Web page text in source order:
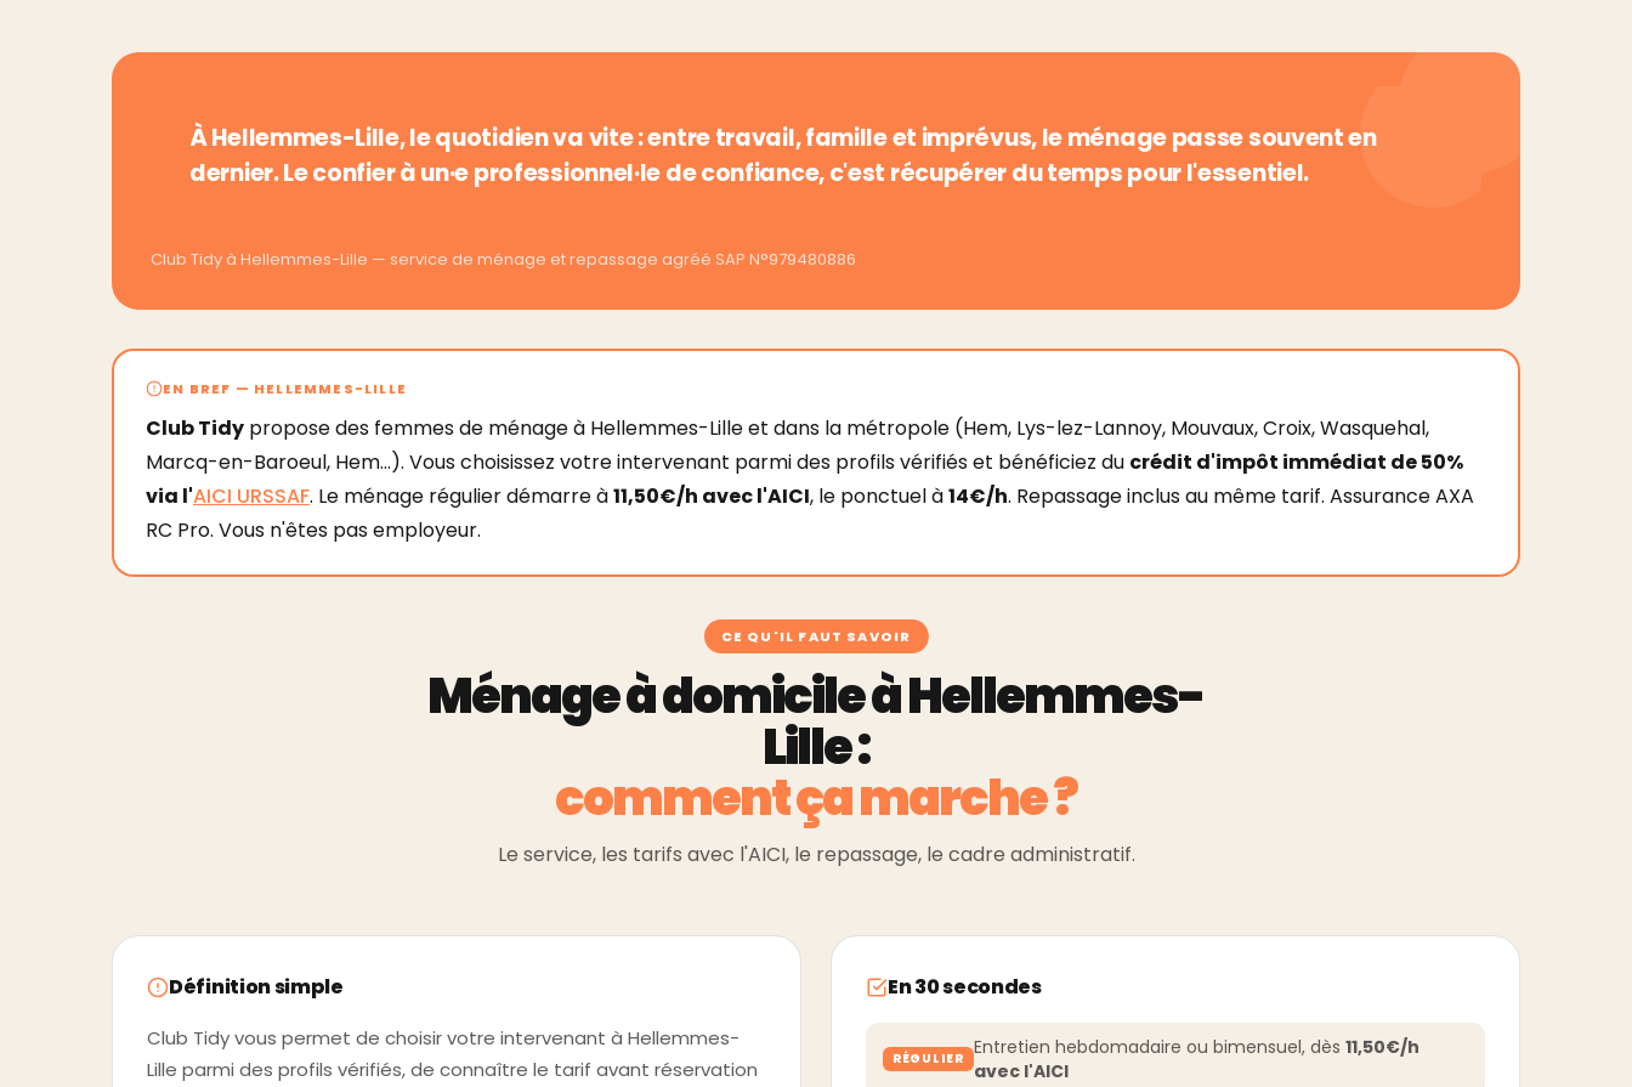
À Hellemmes-Lille, le quotidien va vite : entre travail, famille et imprévus, le ménage passe souvent en
dernier. Le confier à un·e professionnel·le de confiance, c'est récupérer du temps pour l'essentiel.
Club Tidy à Hellemmes-Lille — service de ménage et repassage agréé SAP N°979480886
EN BREF — HELLEMMES-LILLE
Club Tidy propose des femmes de ménage à Hellemmes-Lille et dans la métropole (Hem, Lys-lez-Lannoy, Mouvaux, Croix, Wasquehal,
Marcq-en-Baroeul, Hem…). Vous choisissez votre intervenant parmi des profils vérifiés et bénéficiez du crédit d'impôt immédiat de 50%
via l'AICI URSSAF. Le ménage régulier démarre à11,50€/h avec l'AICI, le ponctuel à14€/h. Repassage inclus au même tarif. Assurance AXA
RC Pro. Vous n'êtes pas employeur.
CE QU'IL FAUT SAVOIR
Ménage à domicile à Hellemmes-
Lille :
comment ça marche ?
Le service, les tarifs avec l'AICI, le repassage, le cadre administratif.
Définition simple
Club Tidy vous permet de choisir votre intervenant à Hellemmes-
Lille parmi des profils vérifiés, de connaître le tarif avant réservation
En 30 secondes
RÉGULIER Entretien hebdomadaire ou bimensuel, dès 11,50€/h
avec l'AICI